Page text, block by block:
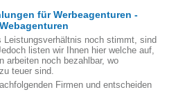
für Werbeagenturen -
Leistungsverhältnis noch stimmt, sind
listen wir Ihnen hier welche auf,
arbeiten noch bezahlbar, wo
teuer sind.
Firmen und entscheiden